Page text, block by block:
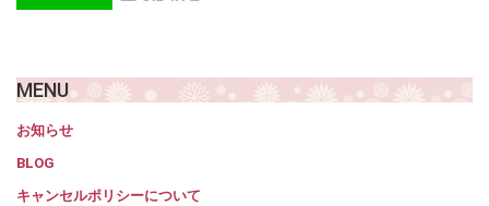
MENU
お知らせ
BLOG
キャンセルポリシーについて